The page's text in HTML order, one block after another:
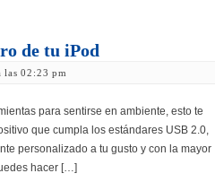
de tu iPod
las 02:23 pm
para sentirse en ambiente, esto te
que cumpla los estándares USB 2.0,
personalizado a tu gusto y con la mayor
hacer […]